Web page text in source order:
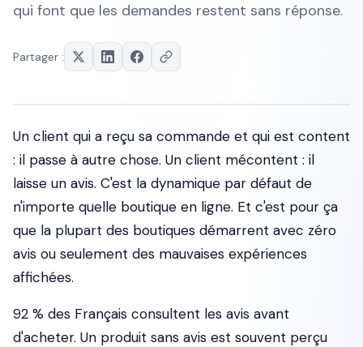
qui font que les demandes restent sans réponse.
Partager :
Un client qui a reçu sa commande et qui est content
: il passe à autre chose. Un client mécontent : il
laisse un avis. C'est la dynamique par défaut de
n'importe quelle boutique en ligne. Et c'est pour ça
que la plupart des boutiques démarrent avec zéro
avis ou seulement des mauvaises expériences
affichées.
92 % des Français consultent les avis avant
d'acheter. Un produit sans avis est souvent perçu